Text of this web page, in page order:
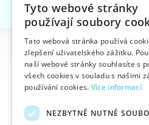
Informace
Úvodní strana
Kontakt
Mapa stránek
Obchodní podmínky e-
Tyto webové stránky
používají soubory
Tato webová stránka používá
zlepšení uživatelského zážitku.
naší webové stránky souhlasíte s
všech cookies v souladu s našimi
používání cookies. Více informací
NEZBYTNĚ NUTNÉ